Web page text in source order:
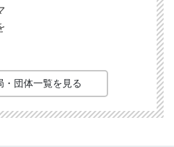
・団体一覧を見る